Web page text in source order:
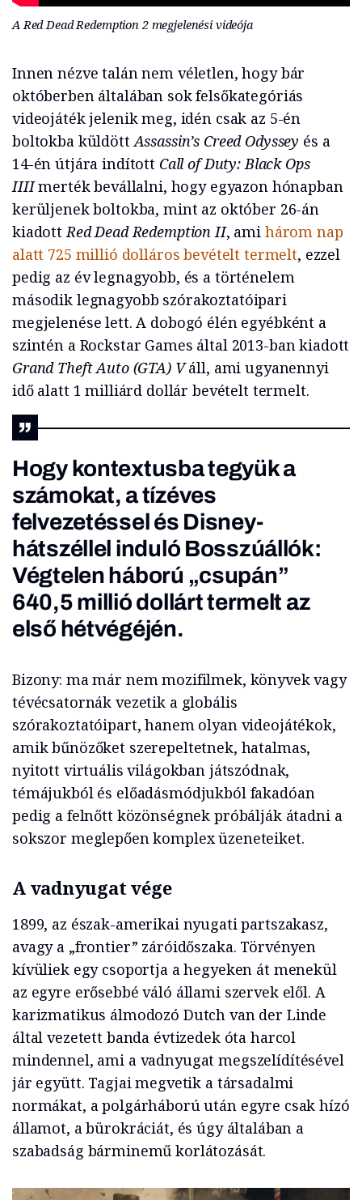
A Red Dead Redemption 2 megjelenési videója
Innen nézve talán nem véletlen, hogy bár
októberben általában sok felsőkategóriás
videojáték jelenik meg, idén csak az 5-én
boltokba küldöttAssassin’s Creed Odyssey és a
14-én útjára indított Call of Duty: Black Ops
IIIImerték bevállalni, hogy egyazon hónapban
kerüljenek boltokba, mint az október 26-án
kiadottRed Dead Redemption II, ami három nap
alatt 725 millió dolláros bevételt termelt, ezzel
pedig az év legnagyobb, és a történelem
második legnagyobb szórakoztatóipari
megjelenése lett. A dobogó élén egyébként a
szintén a Rockstar Games által 2013-ban kiadott
Grand Theft Auto (GTA) Váll, ami ugyanennyi
idő alatt 1 milliárd dollár bevételt termelt.
Hogy kontextusba tegyük a
számokat, a tízéves
felvezetéssel és Disney-
hátszéllel induló Bosszúállók:
Végtelen háború „csupán”
640,5 millió dollárt termelt az
első hétvégéjén.
Bizony: ma már nem mozifilmek, könyvek vagy
tévécsatornák vezetik a globális
szórakoztatóipart, hanem olyan videojátékok,
amik bűnözőket szerepeltetnek, hatalmas,
nyitott virtuális világokban játszódnak,
témájukból és előadásmódjukból fakadóan
pedig a felnőtt közönségnek próbálják átadni a
sokszor meglepően komplex üzeneteiket.
A vadnyugat vége
1899, az észak-amerikai nyugati partszakasz,
avagy a „frontier” záróidőszaka. Törvényen
kívüliek egy csoportja a hegyeken át menekül
az egyre erősebbé váló állami szervek elől. A
karizmatikus álmodozó Dutch van der Linde
által vezetett banda évtizedek óta harcol
mindennel, ami a vadnyugat megszelídítésével
jár együtt. Tagjai megvetik a társadalmi
normákat, a polgárháború után egyre csak hízó
államot, a bürokráciát, és úgy általában a
szabadság bárminemű korlátozását.